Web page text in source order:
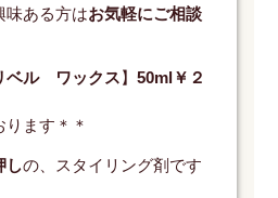
味ある方はお気軽にご相談
ベル ワックス】50ml￥２
ます＊＊
しの、スタイリング剤です